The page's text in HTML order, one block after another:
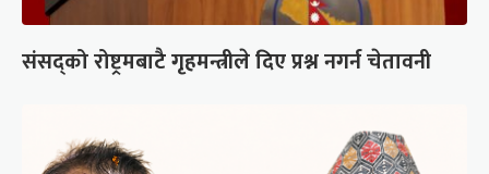
संसद्को रोष्ट्रमबाटै गृहमन्त्रीले दिए प्रश्न नगर्न चेतावनी